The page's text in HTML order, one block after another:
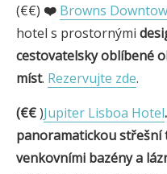
(€€) ❤️ Browns
hotel s prostornými
cestovatelsky oblíbené
míst. Rezervujte zde.
(€€)Jupiter Lisboa Hotel.
panoramatickou střešní
venkovními bazény a